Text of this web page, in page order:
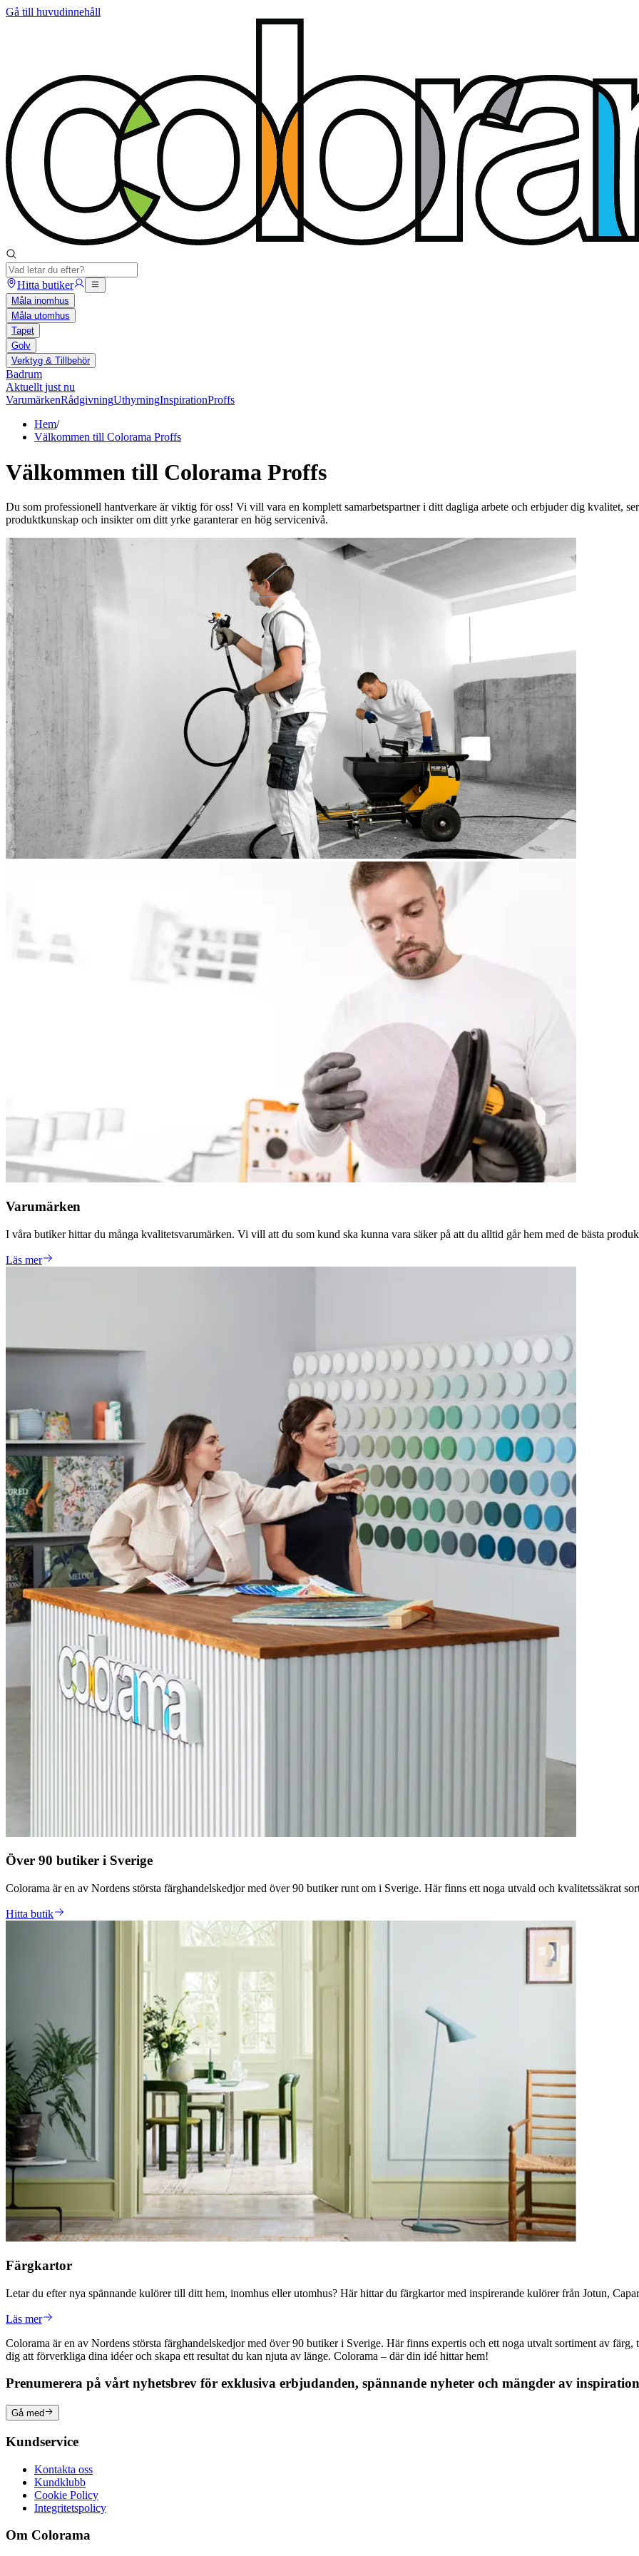
Gå till huvudinnehåll
Hitta butiker
Måla inomhus
Måla utomhus
Tapet
Golv
Verktyg & Tillbehör
Badrum
Aktuellt just nu
VarumärkenRådgivningUthyrningInspirationProffs
Hem/
Välkommen till Colorama Proffs
Välkommen till Colorama Proffs
Du som professionell hantverkare är viktig för oss! Vi vill vara en komplett samarbetspartner i ditt dagliga arbete och erbjuder dig kvalitet,
produktkunskap och insikter om ditt yrke garanterar en hög servicenivå.
Varumärken
I våra butiker hittar du många kvalitetsvarumärken. Vi vill att du som kund ska kunna vara säker på att du alltid går hem med de bästa
Läs mer
Över 90 butiker i Sverige
Colorama är en av Nordens största färghandelskedjor med över 90 butiker runt om i Sverige. Här finns ett noga utvald och kvalitetssäkrat
Hitta butik
Färgkartor
Letar du efter nya spännande kulörer till ditt hem, inomhus eller utomhus? Här hittar du färgkartor med inspirerande kulörer från Jotun,
Läs mer
Colorama är en av Nordens största färghandelskedjor med över 90 butiker i Sverige. Här finns expertis och ett noga utvalt sortiment av
dig att förverkliga dina idéer och skapa ett resultat du kan njuta av länge. Colorama – där din idé hittar hem!
Prenumerera på vårt nyhetsbrev för exklusiva erbjudanden, spännande nyheter och mängder av
Gå med
Kundservice
Kontakta oss
Kundklubb
Cookie Policy
Integritetspolicy
Om Colorama